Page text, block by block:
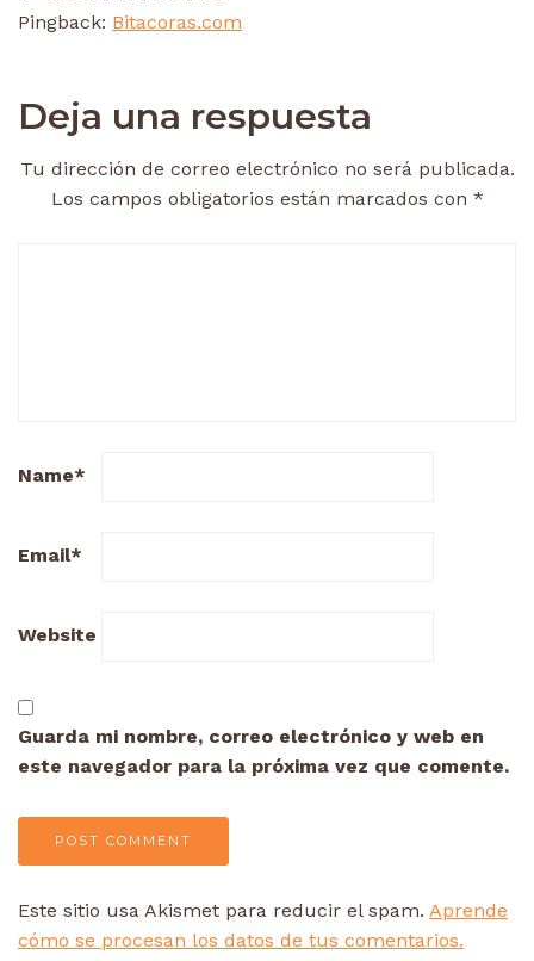
Pingback: Bitacoras.com
Deja una respuesta
Tu dirección de correo electrónico no será publicada.
Los campos obligatorios están marcados con *
Name*
Email*
Website
Guarda mi nombre, correo electrónico y web en
este navegador para la próxima vez que comente.
Este sitio usa Akismet para reducir el spam. Aprende
cómo se procesan los datos de tus comentarios.